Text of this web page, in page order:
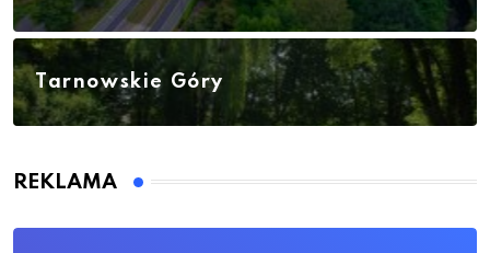
Tarnowskie Góry
REKLAMA